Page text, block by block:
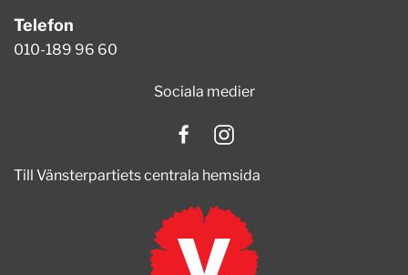
Telefon
010-189 96 60
Sociala medier
Till Vänsterpartiets centrala hemsida